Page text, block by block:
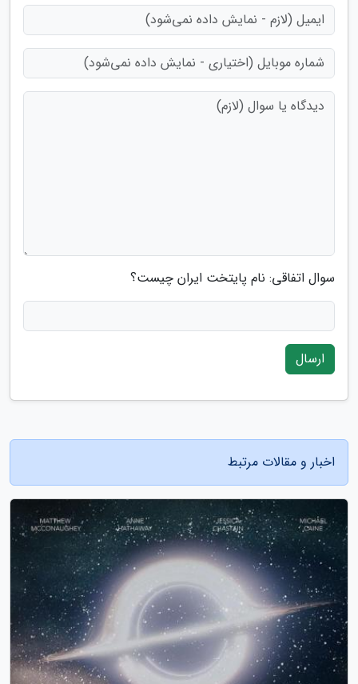
سوال اتفاقی: نام پایتخت ایران چیست؟
ارسال
اخبار و مقالات مرتبط